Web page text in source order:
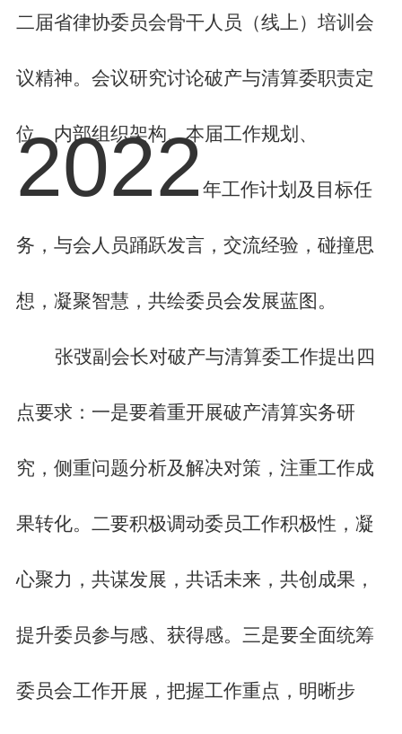
二届省律协委员会骨干人员（线上）培训会
议精神。会议研究讨论破产与清算委职责定
位、内部组织架构、本届工作规划、
2022年工作计划及目标任
务，与会人员踊跃发言，交流经验，碰撞思
想，凝聚智慧，共绘委员会发展蓝图。
张弢副会长对破产与清算委工作提出四
点要求：一是要着重开展破产清算实务研
究，侧重问题分析及解决对策，注重工作成
果转化。二要积极调动委员工作积极性，凝
心聚力，共谋发展，共话未来，共创成果，
提升委员参与感、获得感。三是要全面统筹
委员会工作开展，把握工作重点，明晰步